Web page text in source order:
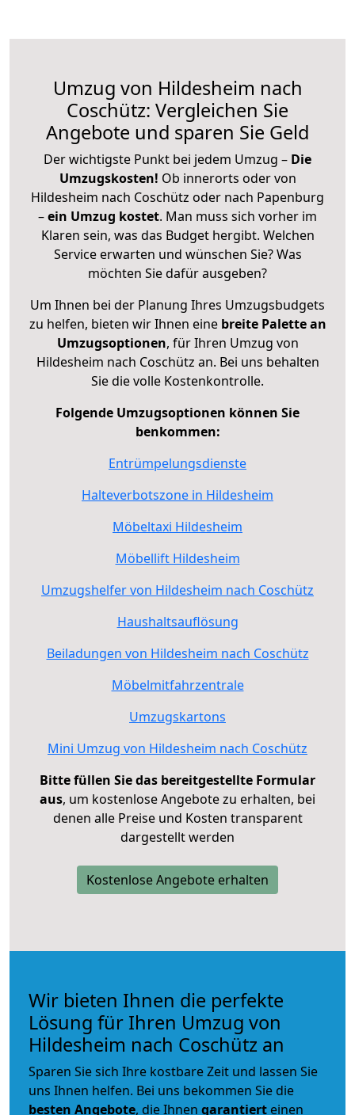
Umzug von Hildesheim nach
Coschütz: Vergleichen Sie
Angebote und sparen Sie Geld
Der wichtigste Punkt bei jedem Umzug – Die
Umzugskosten! Ob innerorts oder von
Hildesheim nach Coschütz oder nach Papenburg
–ein Umzug kostet. Man muss sich vorher im
Klaren sein, was das Budget hergibt. Welchen
Service erwarten und wünschen Sie? Was
möchten Sie dafür ausgeben?
Um Ihnen bei der Planung Ihres Umzugsbudgets
zu helfen, bieten wir Ihnen eine breite Palette an
Umzugsoptionen, für Ihren Umzug von
Hildesheim nach Coschütz an. Bei uns behalten
Sie die volle Kostenkontrolle.
Folgende Umzugsoptionen können Sie
benkommen:
Entrümpelungsdienste
Halteverbotszone in Hildesheim
Möbeltaxi Hildesheim
Möbellift Hildesheim
Umzugshelfer von Hildesheim nach Coschütz
Haushaltsauflösung
Beiladungen von Hildesheim nach Coschütz
Möbelmitfahrzentrale
Umzugskartons
Mini Umzug von Hildesheim nach Coschütz
Bitte füllen Sie das bereitgestellte Formular
aus, um kostenlose Angebote zu erhalten, bei
denen alle Preise und Kosten transparent
dargestellt werden
Kostenlose Angebote erhalten
Wir bieten Ihnen die perfekte
Lösung für Ihren Umzug von
Hildesheim nach Coschütz an
Sparen Sie sich Ihre kostbare Zeit und lassen Sie
uns Ihnen helfen. Bei uns bekommen Sie die
besten Angebote, die Ihnen garantiert einen